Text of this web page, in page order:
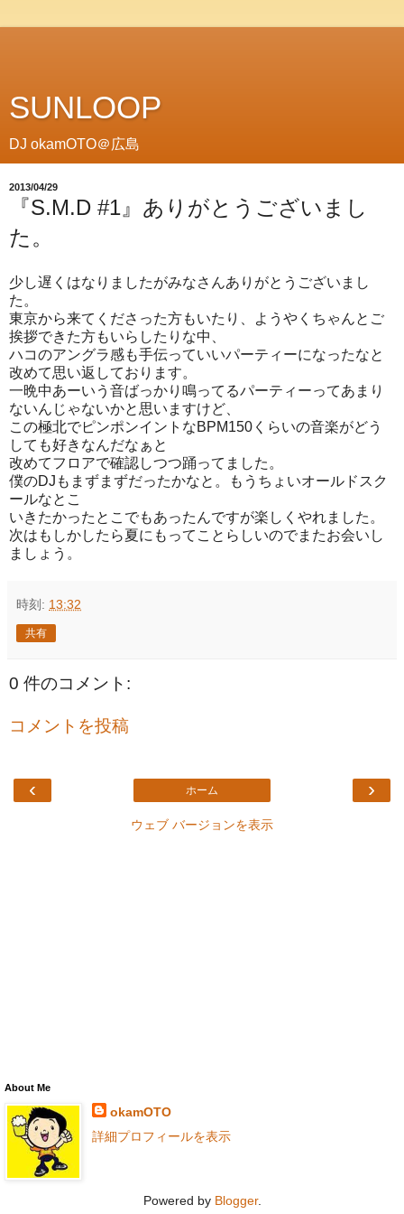
SUNLOOP
DJ okamOTO＠広島
2013/04/29
『S.M.D #1』ありがとうございまし
た。
少し遅くはなりましたがみなさんありがとうございまし
た。
東京から来てくださった方もいたり、ようやくちゃんとご
挨拶できた方もいらしたりな中、
ハコのアングラ感も手伝っていいパーティーになったなと
改めて思い返しております。
一晩中あーいう音ばっかり鳴ってるパーティーってあまり
ないんじゃないかと思いますけど、
この極北でピンポンイントなBPM150くらいの音楽がどう
しても好きなんだなぁと
改めてフロアで確認しつつ踊ってました。
僕のDJもまずまずだったかなと。もうちょいオールドスク
ールなとこ
いきたかったとこでもあったんですが楽しくやれました。
次はもしかしたら夏にもってことらしいのでまたお会いし
ましょう。
時刻: 13:32
共有
0 件のコメント:
コメントを投稿
‹ ›
ホーム
ウェブ バージョンを表示
About Me
okamOTO
詳細プロフィールを表示
Powered by Blogger.